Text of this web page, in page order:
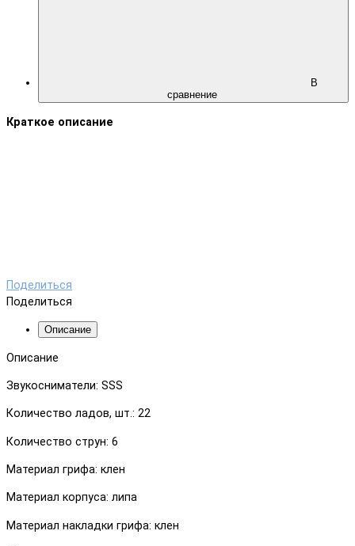
В
сравнение
Краткое описание
Поделиться
Поделиться
Описание
Описание
Звукосниматели: SSS
Количество ладов, шт.: 22
Количество струн: 6
Материал грифа: клен
Материал корпуса: липа
Материал накладки грифа: клен